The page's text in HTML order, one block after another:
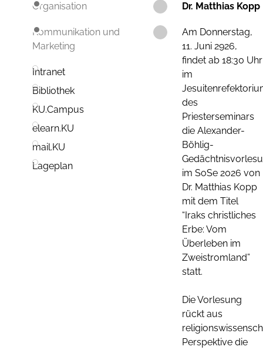
Organisation
Kommunikation und
Marketing
Intranet
Bibliothek
KU.Campus
elearn.KU
mail.KU
Lageplan
Dr. Matthias Kopp
Am Donnerstag,
11. Juni 2926,
findet ab 18:30 Uhr
im
des
Priesterseminars
die Alexander-
Böhlig-
im SoSe 2026 von
Dr. Matthias Kopp
mit dem Titel
“Iraks christliches
Erbe: Vom
Überleben im
Zweistromland”
statt.
Die Vorlesung
rückt aus
Perspektive die